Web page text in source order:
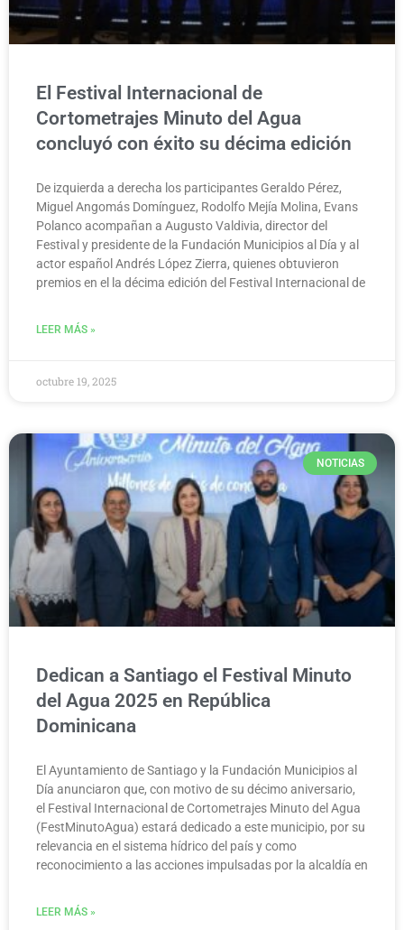
El Festival Internacional de
Cortometrajes Minuto del Agua
concluyó con éxito su décima edición
De izquierda a derecha los participantes Geraldo Pérez,
Miguel Angomás Domínguez, Rodolfo Mejía Molina, Evans
Polanco acompañan a Augusto Valdivia, director del
Festival y presidente de la Fundación Municipios al Día y al
actor español Andrés López Zierra, quienes obtuvieron
premios en el la décima edición del Festival Internacional de
LEER MÁS »
octubre 19, 2025
NOTICIAS
Dedican a Santiago el Festival Minuto
del Agua 2025 en República
Dominicana
El Ayuntamiento de Santiago y la Fundación Municipios al
Día anunciaron que, con motivo de su décimo aniversario,
el Festival Internacional de Cortometrajes Minuto del Agua
(FestMinutoAgua) estará dedicado a este municipio, por su
relevancia en el sistema hídrico del país y como
reconocimiento a las acciones impulsadas por la alcaldía en
LEER MÁS »